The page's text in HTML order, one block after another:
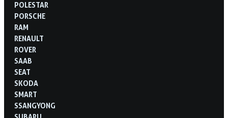
POLESTAR
PORSCHE
RAM
RENAULT
ROVER
SAAB
SEAT
SKODA
SMART
SSANGYONG